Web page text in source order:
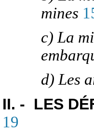
mines
c) La
d) Les
II. - LES
19